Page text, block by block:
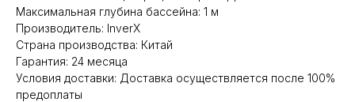
Максимальная глубина бассейна: 1 м
Производитель: InverX
Cтрана производства: Китай
Гарантия: 24 месяца
Условия доставки: Доставка осуществляется после 100%
предоплаты